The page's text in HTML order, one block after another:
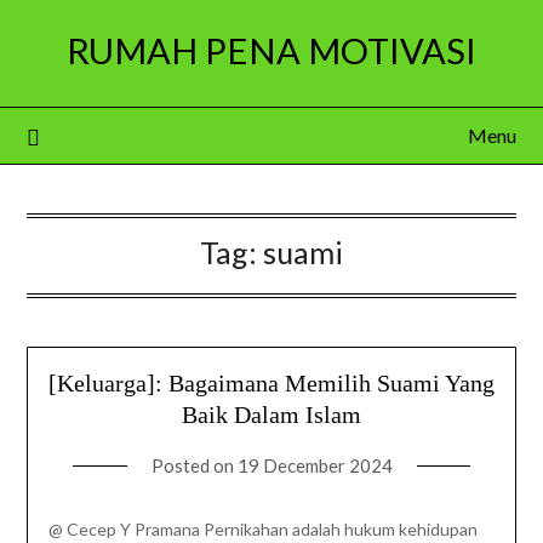
RUMAH PENA MOTIVASI
Menu
Tag: suami
[Keluarga]: Bagaimana Memilih Suami Yang
Baik Dalam Islam
Posted on 19 December 2024
@ Cecep Y Pramana Pernikahan adalah hukum kehidupan